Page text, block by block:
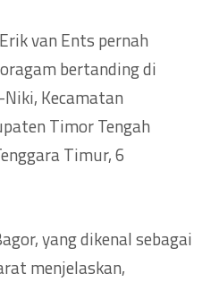
van Ents pernah
bertanding di
Kecamatan
Timor Tengah
Timur, 6
yang dikenal sebagai
menjelaskan,